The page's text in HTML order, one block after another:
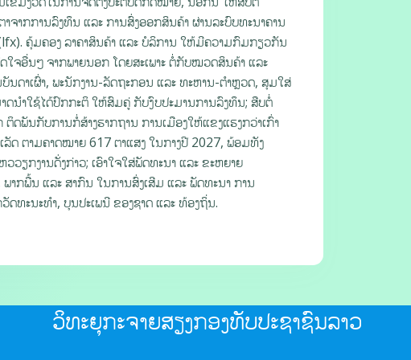
າຈາກການລົງທຶນ ແລະ ການສົ່ງອອກສິນຄ້າ ຜ່ານລະບົບທະນາຄານ
ຄຸ້ມຄອງ ລາຄາສິນຄ້າ ແລະ ບໍລິການ ໃຫ້ມີຄວາມກົມກຽວກັນ
ຈອື່ນໆ ຈາກພາຍນອກ ໂດຍສະເພາະ ຕໍ່ກັບໝວດສິນຄ້າ ແລະ
ດາເຜົ່າ, ພະນັກງານ-ລັດຖະກອນ ແລະ ທະຫານ-ຕໍາຫຼວດ, ສຸມໃສ່
ດນໍາໃຊ້ໄດ້ປົກກະຕິ ໃຫ້ສົມຄູ່ ກັບງົບປະມານການລົງທຶນ; ສືບຕໍ່
ພັນກັບການກໍ່ສ້າງຮາກຖານ ການເມືອງໃຫ້ແຂງແຮງກວ່າເກົ່າ
ດ ຕາມຄາດໝາຍ 617 ຕາແສງ ໃນກາງປີ 2027, ພ້ອມທັງ
ຽກງານດັ່ງກ່າວ; ເອົາໃຈໃສ່ພັດທະນາ ແລະ ຂະຫຍາຍ
າກພື້ນ ແລະ ສາກົນ ໃນການສົ່ງເສີມ ແລະ ພັດທະນາ ການ
ທະນະທຳ, ບຸນປະເພນີ ຂອງຊາດ ແລະ ທ້ອງຖິ່ນ.
ວິທະຍຸກະຈາຍສຽງກອງທັບປະຊາຊົນລາວ